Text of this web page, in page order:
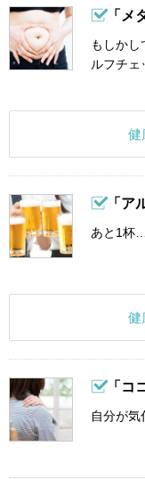
「メ
もしか
ルフチェ
健
「ア
あと1杯
健
「コ
自分が気